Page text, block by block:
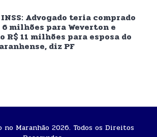
INSS: Advogado teria comprado
6 milhões para Weverton e
11 milhões para esposa do
diz PF
no Maranhão 2026. Todos os Direitos